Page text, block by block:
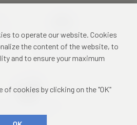
centre
konferenční centrum
to operate our website. Cookies
the content of the website, to
and to ensure your maximum
of cookies by clicking on the "OK"